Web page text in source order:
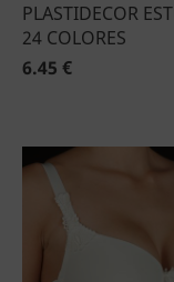
PLASTIDECOR
24 COLORES
6.45 €